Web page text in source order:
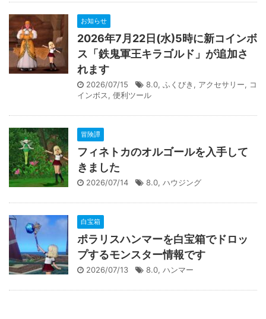
お知らせ
2026年7月22日(水)5時に新コインボ
ス「鉄鬼軍王キラゴルド」が追加さ
れます
2026/07/15 8.0, ふくびき , アクセサリー, コ
インボス, 便利ツール
冒険譚
フィネトカのオルゴールを入手して
きました
2026/07/14 8.0, ハウジング
白宝箱
ポラリスハンマーを白宝箱でドロッ
プするモンスター情報です
2026/07/13 8.0, ハンマー